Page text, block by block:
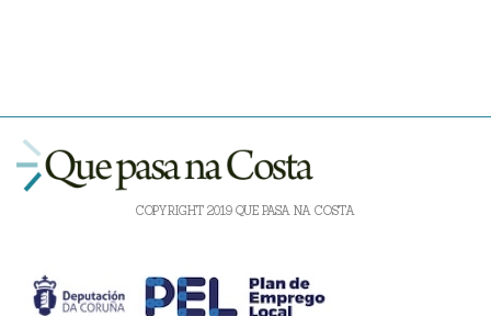
COPYRIGHT 2019 QUE PASA NA COSTA